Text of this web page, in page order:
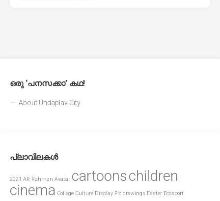
ഒരു ‘പനസക്കാ’ കഥ!
About Undaplav City
പ്ലാവിലകൾ
2021 AR Rahman Avatar cartoonschildren
cinema College Culture Display Pic drawings Easter Ecosport